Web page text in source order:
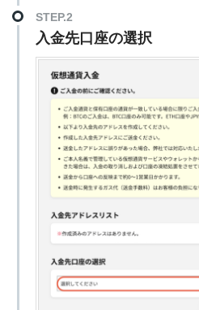
STEP.2
入金先口座の選択